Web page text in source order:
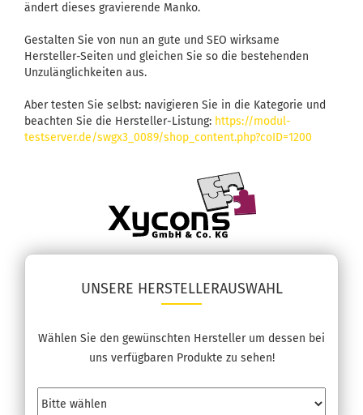
ändert dieses gravierende Manko.
Gestalten Sie von nun an gute und SEO wirksame
Hersteller-Seiten und gleichen Sie so die bestehenden
Unzulänglichkeiten aus.
Aber testen Sie selbst: navigieren Sie in die Kategorie und
beachten Sie die Hersteller-Listung: https://modul-
testserver.de/swgx3_0089/shop_content.php?coID=1200
UNSERE HERSTELLERAUSWAHL
Wählen Sie den gewünschten Hersteller um dessen bei
uns verfügbaren Produkte zu sehen!